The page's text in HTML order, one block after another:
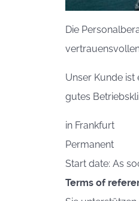
Die
Unser Kunde
gutes
in Frankfurt
Permanent
Start date: As
Terms of